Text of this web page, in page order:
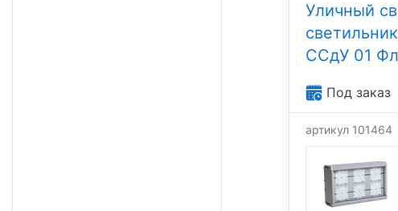
Уличный
ССдУ 01
Под заказ
артикул 101464